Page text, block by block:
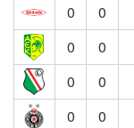
0 0
0
0
0
0
0
0